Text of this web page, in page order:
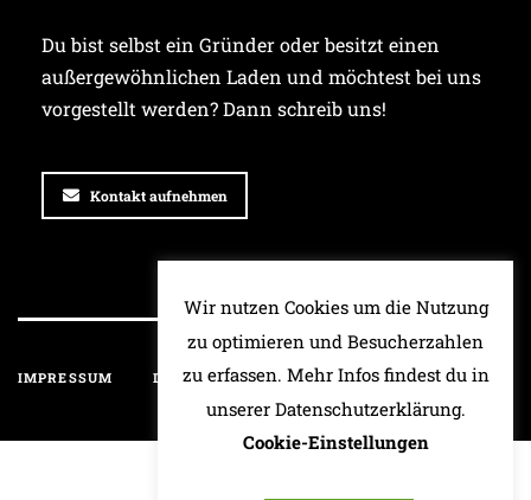
Du bist selbst ein Gründer oder besitzt einen
außergewöhnlichen Laden und möchtest bei uns
vorgestellt werden? Dann schreib uns!
Kontakt aufnehmen
IMPRESSUM DATENSCHUTZ HAFTUNGSAUSSCHLUSS
Wir nutzen Cookies um die Nutzung
zu optimieren und Besucherzahlen
zu erfassen. Mehr Infos findest du in
unserer Datenschutzerklärung.
Cookie-Einstellungen